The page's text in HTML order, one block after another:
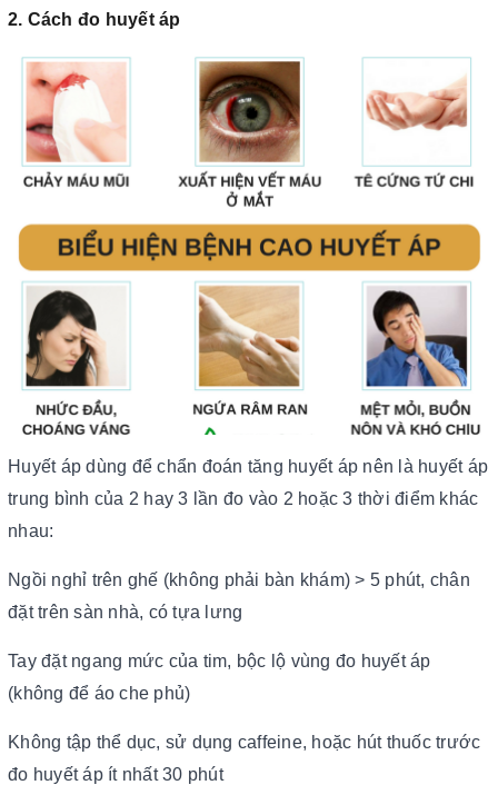
2. Cách đo huyết áp
Huyết áp dùng để chẩn đoán tăng huyết áp nên là huyết áp
trung bình của 2 hay 3 lần đo vào 2 hoặc 3 thời điểm khác
nhau:
Ngồi nghỉ trên ghế (không phải bàn khám) > 5 phút, chân
đặt trên sàn nhà, có tựa lưng
Tay đặt ngang mức của tim, bộc lộ vùng đo huyết áp
(không để áo che phủ)
Không tập thể dục, sử dụng caffeine, hoặc hút thuốc trước
đo huyết áp ít nhất 30 phút